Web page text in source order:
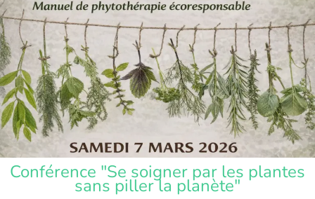
Conférence "Se soigner par les plantes
sans piller la planète"